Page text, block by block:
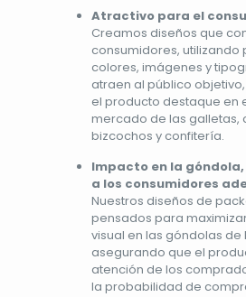
Atractivo para el
Creamos diseños que
consumidores, utilizando
colores, imágenes y
atraen al público
el producto destaque en
mercado de las galletas,
bizcochos y confitería.
Impacto en la
a los consumidores
Nuestros diseños de
pensados para
visual en las góndolas de
asegurando que el
atención de los
la probabilidad de